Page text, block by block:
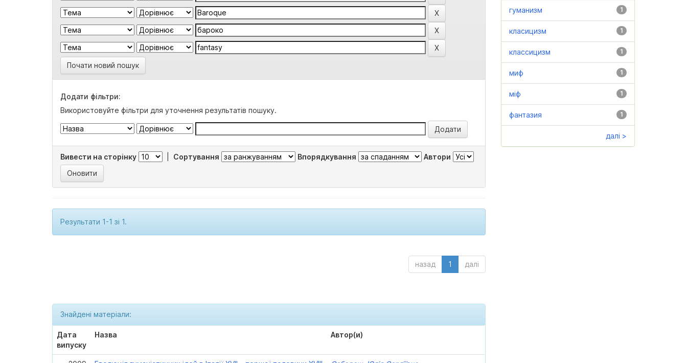
Почати новий пошук
Додати фільтри:
Використовуйте фільтри для уточнення результатів пошуку.
Вивести на сторінку Сортування Впорядкування Автори
Результати 1-1 зі 1.
назад 1 далі
Знайдені матеріали:
Дата
випуску
Назва Автор(и)
1
гуманизм
1
класицизм
1
классицизм
1
миф
1
міф
1
фантазия
далі >